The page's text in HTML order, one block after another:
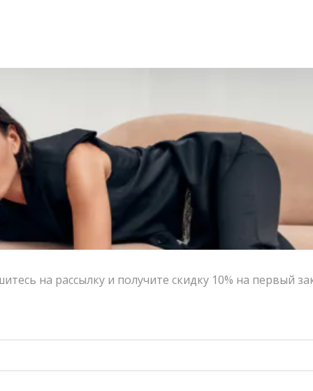
на рассылку и получите скидку 10% на первый